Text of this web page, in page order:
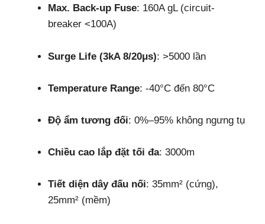
Max. Back-up Fuse: 160A gL (circuit-
breaker <100A)
Surge Life (3kA 8/20μs): >5000 lần
Temperature Range: -40°C đến 80°C
Độ ẩm tương đối: 0%–95% không ngưng tụ
Chiều cao lắp đặt tối đa: 3000m
Tiết diện dây đấu nối: 35mm² (cứng),
25mm² (mềm)